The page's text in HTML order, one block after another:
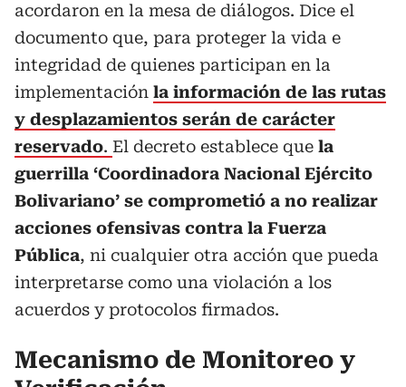
acordaron en la mesa de diálogos. Dice el
documento que, para proteger la vida e
integridad de quienes participan en la
implementación la información de las rutas
y desplazamientos serán de carácter
reservado. El decreto establece que la
guerrilla ‘Coordinadora Nacional Ejército
Bolivariano’ se comprometió a no realizar
acciones ofensivas contra la Fuerza
Pública, ni cualquier otra acción que pueda
interpretarse como una violación a los
acuerdos y protocolos firmados.
Mecanismo de Monitoreo y